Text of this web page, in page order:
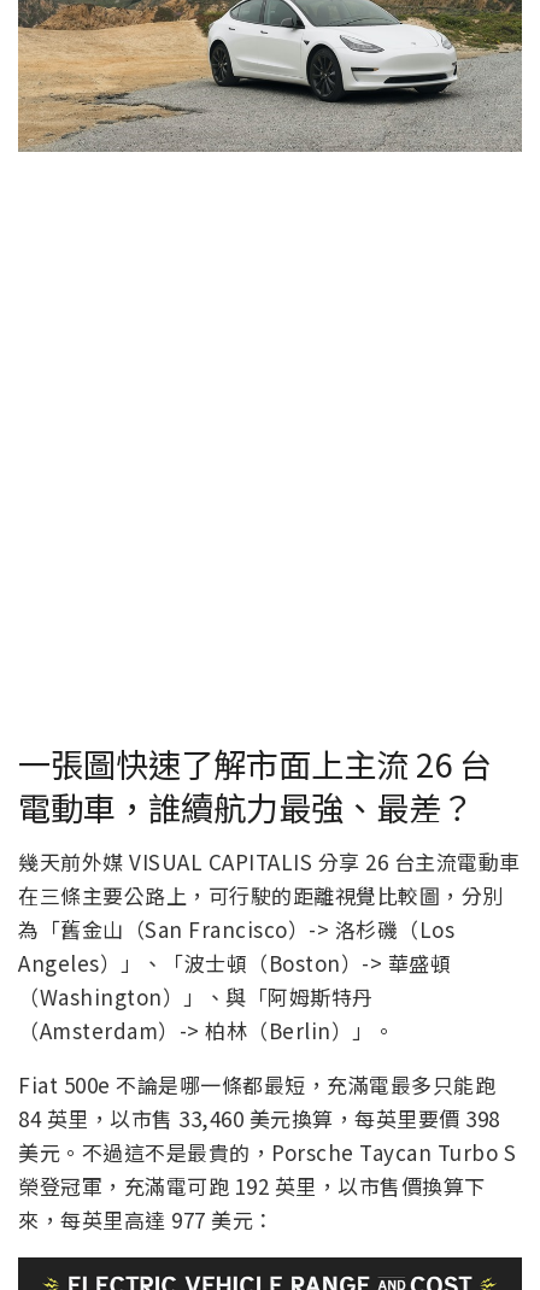
一張圖快速了解市面上主流 26 台
電動車，誰續航力最強、最差？
幾天前外媒 VISUAL CAPITALIS 分享 26 台主流電動車
在三條主要公路上，可行駛的距離視覺比較圖，分別
為「舊金山（San Francisco）-> 洛杉磯（Los
Angeles）」、「波士頓（Boston）-> 華盛頓
（Washington）」、與「阿姆斯特丹
（Amsterdam）-> 柏林（Berlin）」。
Fiat 500e 不論是哪一條都最短，充滿電最多只能跑
84 英里，以市售 33,460 美元換算，每英里要價 398
美元。不過這不是最貴的，Porsche Taycan Turbo S
榮登冠軍，充滿電可跑 192 英里，以市售價換算下
來，每英里高達 977 美元：